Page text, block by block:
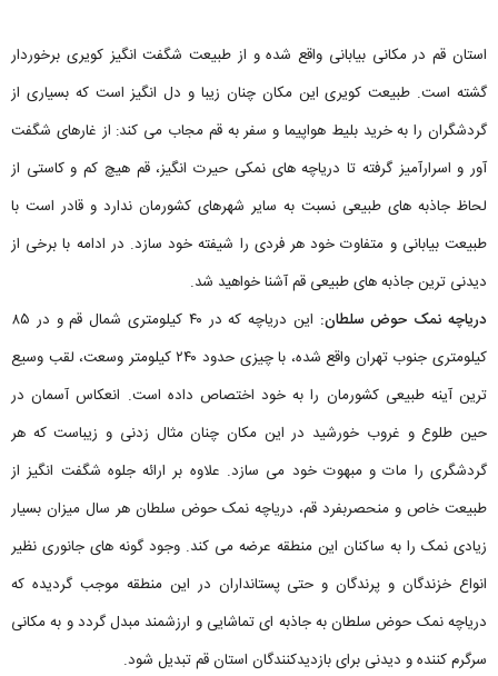
استان قم در مکانی بیابانی واقع شده و از طبیعت شگفت انگیز کویری برخوردار
گشته است. طبیعت کویری این مکان چنان زیبا و دل انگیز است که بسیاری از
گردشگران را به خرید بلیط هواپیما و سفر به قم مجاب می کند: از غارهای شگفت
آور و اسرارآمیز گرفته تا دریاچه های نمکی حیرت انگیز، قم هیچ کم و کاستی از
لحاظ جاذبه های طبیعی نسبت به سایر شهرهای کشورمان ندارد و قادر است با
طبیعت بیابانی و متفاوت خود هر فردی را شیفته خود سازد. در ادامه با برخی از
دیدنی ترین جاذبه های طبیعی قم آشنا خواهید شد.
دریاچه نمک حوض سلطان:
این دریاچه که در ۴۰ کیلومتری شمال قم و در ۸۵
کیلومتری جنوب تهران واقع شده، با چیزی حدود ۲۴۰ کیلومتر وسعت، لقب وسیع
ترین آینه طبیعی کشورمان را به خود اختصاص داده است. انعکاس آسمان در
حین طلوع و غروب خورشید در این مکان چنان مثال زدنی و زیباست که هر
گردشگری را مات و مبهوت خود می سازد. علاوه بر ارائه جلوه شگفت انگیز از
طبیعت خاص و منحصربفرد قم، دریاچه نمک حوض سلطان هر سال میزان بسیار
زیادی نمک را به ساکنان این منطقه عرضه می کند. وجود گونه های جانوری نظیر
انواع خزندگان و پرندگان و حتی پستانداران در این منطقه موجب گردیده که
دریاچه نمک حوض سلطان به جاذبه ای تماشایی و ارزشمند مبدل گردد و به مکانی
سرگرم کننده و دیدنی برای بازدیدکنندگان استان قم تبدیل شود.